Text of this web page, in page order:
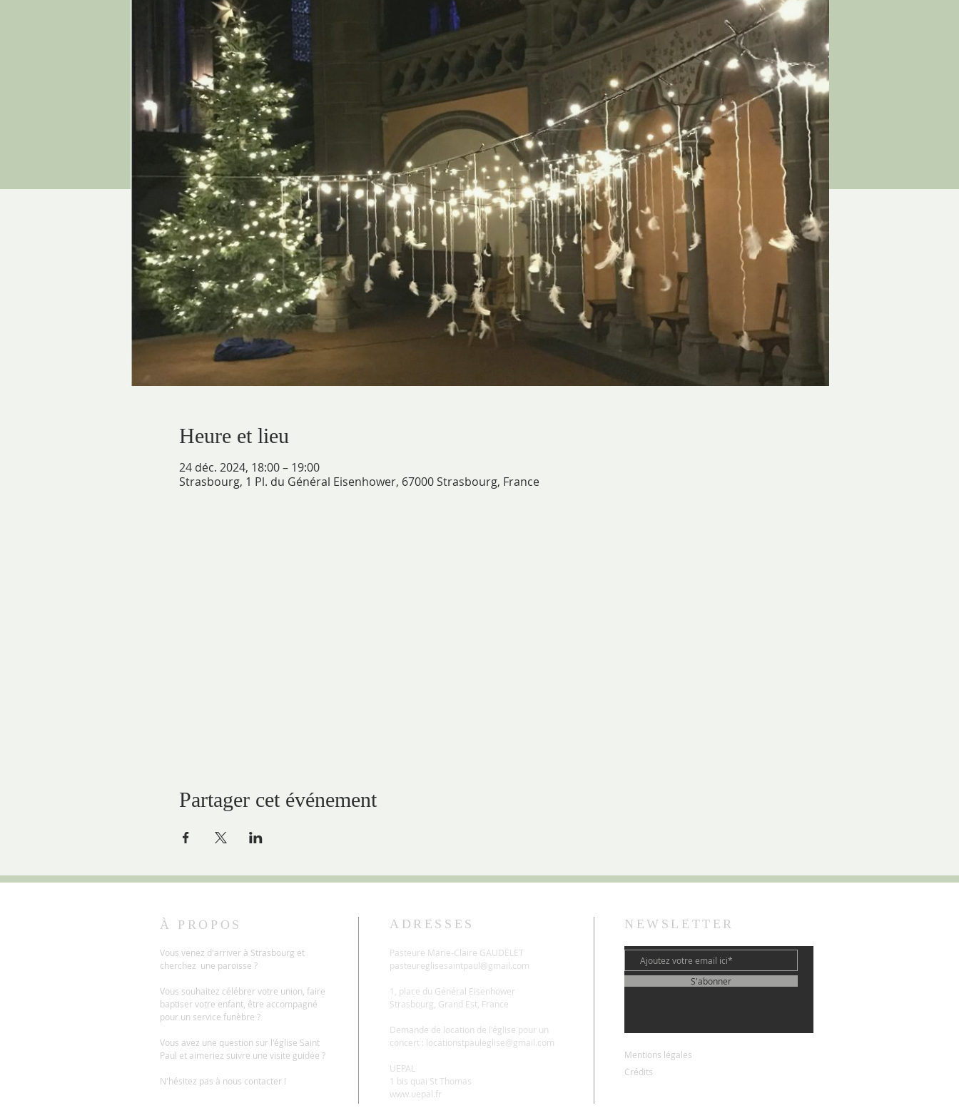
Heure et lieu
24 déc. 2024, 18:00 – 19:00
Strasbourg, 1 Pl. du Général Eisenhower, 67000 Strasbourg, France
Partager cet événement
À PROPOS
Vous venez d'arriver à Strasbourg et
cherchez une paroisse ?
Vous souhaitez célébrer votre union, faire
baptiser votre enfant, être accompagné
pour un service funèbre ?
Vous avez une question sur l'église Saint
Paul et aimeriez suivre une visite guidée ?
N'hésitez pas à nous contacter !
ADRESSES
Pasteure Marie-Claire GAUDELET
pasteureglisesaintpaul@gmail.com
1, place du Général Eisenhower
Strasbourg, Grand Est, France
Demande de location de l'église pour un
concert : locationstpauleglise@gmail.com
UEPAL
1 bis quai St Thomas
www.uepal.fr
NEWSLETTER
S'abonner
Mentions légales
Crédits